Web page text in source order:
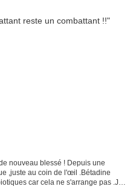
nouveau blessé ! Depuis une
,juste au coin de l'œil .Bétadine
car cela ne s'arrange pas .Je